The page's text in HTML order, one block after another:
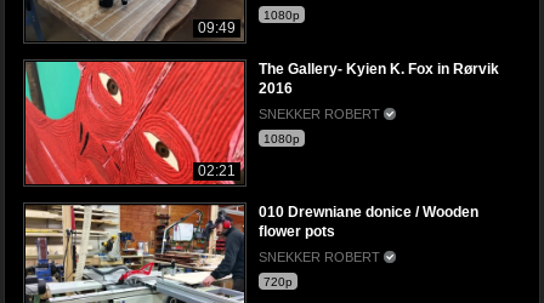
09:49
1080p
02:21
The Gallery- Kyien K. Fox in Rørvik
2016
SNEKKER ROBERT
1080p
010 Drewniane donice / Wooden
flower pots
SNEKKER ROBERT
720p